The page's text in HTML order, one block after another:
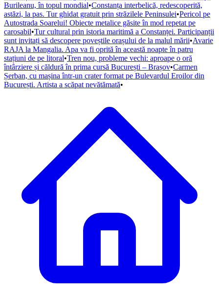
Burileanu, în topul mondial•Constanța interbelică, redescoperită,
astăzi, la pas. Tur ghidat gratuit prin străzilele Peninsulei•Pericol pe
Autostrada Soarelui! Obiecte metalice găsite în mod repetat pe
carosabil•Tur cultural prin istoria maritimă a Constanței. Participanții
sunt invitați să descopere poveștile orașului de la malul mării•Avarie
RAJA la Mangalia. Apa va fi oprită în această noapte în patru
stațiuni de pe litoral•Tren nou, probleme vechi: aproape o oră
întârziere și căldură în prima cursă București – Brașov•Carmen
Șerban, cu mașina într-un crater format pe Bulevardul Eroilor din
București. Artista a scăpat nevătămată•